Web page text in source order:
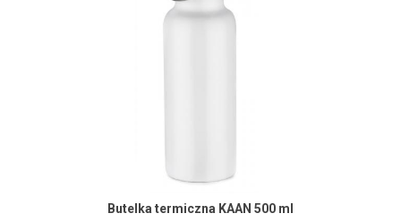
Butelka termiczna KAAN 500 ml